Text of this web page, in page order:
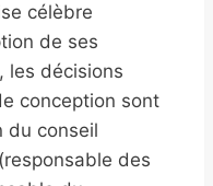
célèbre
de ses
les décisions
conception sont
du conseil
des